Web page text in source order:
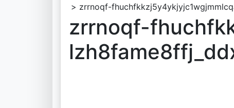
> zrrnoqf-
zrrnoqf-